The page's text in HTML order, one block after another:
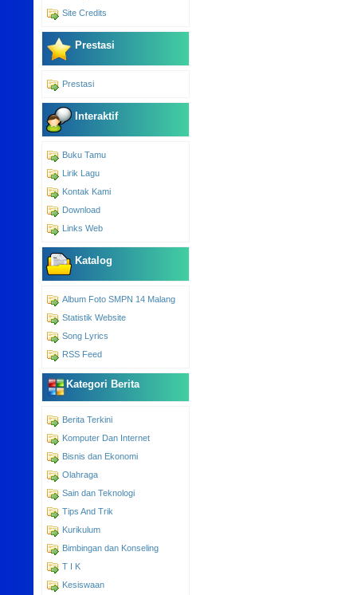
Site Credits
Prestasi
Prestasi
Interaktif
Buku Tamu
Lirik Lagu
Kontak Kami
Download
Links Web
Katalog
Album Foto SMPN 14 Malang
Statistik Website
Song Lyrics
RSS Feed
Kategori Berita
Berita Terkini
Komputer Dan Internet
Bisnis dan Ekonomi
Olahraga
Sain dan Teknologi
Tips And Trik
Kurikulum
Bimbingan dan Konseling
T I K
Kesiswaan